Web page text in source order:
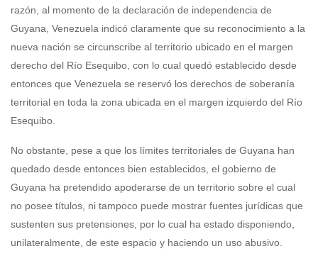
razón, al momento de la declaración de independencia de
Guyana, Venezuela indicó claramente que su reconocimiento a la
nueva nación se circunscribe al territorio ubicado en el margen
derecho del Río Esequibo, con lo cual quedó establecido desde
entonces que Venezuela se reservó los derechos de soberanía
territorial en toda la zona ubicada en el margen izquierdo del Río
Esequibo.
No obstante, pese a que los límites territoriales de Guyana han
quedado desde entonces bien establecidos, el gobierno de
Guyana ha pretendido apoderarse de un territorio sobre el cual
no posee títulos, ni tampoco puede mostrar fuentes jurídicas que
sustenten sus pretensiones, por lo cual ha estado disponiendo,
unilateralmente, de este espacio y haciendo un uso abusivo.